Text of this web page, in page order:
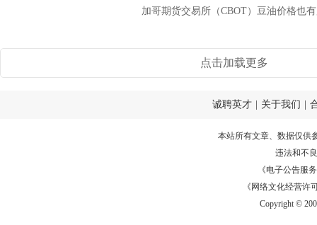
加哥期货交易所（CBOT）豆油价格也
点击加载更多
诚聘英才 关于我们
本站所有文章、数据仅供
违法和不
《电子公告服务
《网络文化经营许
Copyright ©